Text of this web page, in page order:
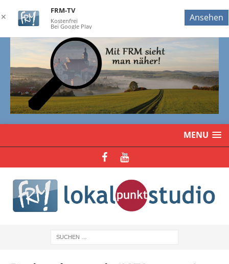
MENU
✕
FRM-TV
Kostenfrei
Bei Google Play
Ansehen